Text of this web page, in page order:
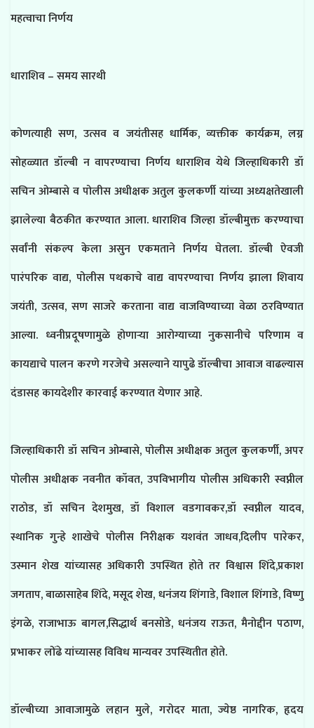
महत्वाचा निर्णय
धाराशिव – समय सारथी
कोणत्याही सण, उत्सव व जयंतीसह धार्मिक, व्यक्तीक कार्यक्रम, लग्न
सोहळ्यात डॉल्बी न वापरण्याचा निर्णय धाराशिव येथे जिल्हाधिकारी डॉ
सचिन ओम्बासे व पोलीस अधीक्षक अतुल कुलकर्णी यांच्या अध्यक्षतेखाली
झालेल्या बैठकीत करण्यात आला. धाराशिव जिल्हा डॉल्बीमुक्त करण्याचा
सर्वांनी संकल्प केला असुन एकमताने निर्णय घेतला. डॉल्बी ऐवजी
पारंपरिक वाद्य, पोलीस पथकाचे वाद्य वापरण्याचा निर्णय झाला शिवाय
जयंती, उत्सव, सण साजरे करताना वाद्य वाजविण्याच्या वेळा ठरविण्यात
आल्या. ध्वनीप्रदूषणामुळे होणाऱ्या आरोग्याच्या नुकसानीचे परिणाम व
कायद्याचे पालन करणे गरजेचे असल्याने यापुढे डॉल्बीचा आवाज वाढल्यास
दंडासह कायदेशीर कारवाई करण्यात येणार आहे.
जिल्हाधिकारी डॉ सचिन ओम्बासे, पोलीस अधीक्षक अतुल कुलकर्णी, अपर
पोलीस अधीक्षक नवनीत कॉवत, उपविभागीय पोलीस अधिकारी स्वप्नील
राठोड, डॉ सचिन देशमुख, डॉ विशाल वडगावकर,डॉ स्वप्नील यादव,
स्थानिक गुन्हे शाखेचे पोलीस निरीक्षक यशवंत जाधव,दिलीप पारेकर,
उस्मान शेख यांच्यासह अधिकारी उपस्थित होते तर विश्वास शिंदे,प्रकाश
जगताप, बाळासाहेब शिंदे, मसूद शेख, धनंजय शिंगाडे, विशाल शिंगाडे, विष्णु
इंगळे, राजाभाऊ बागल,सिद्धार्थ बनसोडे, धनंजय राऊत, मैनोद्दीन पठाण,
प्रभाकर लोंढे यांच्यासह विविध मान्यवर उपस्थितीत होते.
डॉल्बीच्या आवाजामुळे लहान मुले, गरोदर माता, ज्येष्ठ नागरिक, हृदय